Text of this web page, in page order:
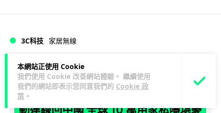
本網站正使用 Cookie
我們使用 Cookie 改善網站體驗。 繼續使用
我們的網站即表示您同意我們的 Cookie 政
策 。
3C科技 家居無線
Vin 1 日
逾 20 款平價路由器爆後門 每 35 秒自
動連線回中國 全球 10 萬用家私隱堪憂